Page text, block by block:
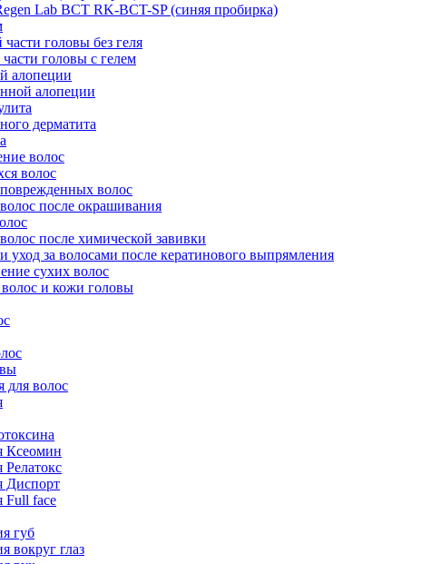
Lab BCT RK-BCT-SP (синяя пробирка)
головы без геля
головы с гелем
алопеции
алопеции
дерматита
волос
волос
волос
после окрашивания
после химической завивки
уход за волосами после кератинового выпрямления
сухих волос
и кожи головы
для волос
Ксеомин
Релатокс
Диспорт
Full face
губ
вокруг глаз